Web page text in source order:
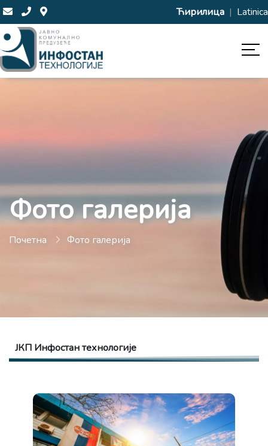
Ћирилица | Latinica
Фото галерија
Почетна Фото галерија
ЈКП Инфостан технологије